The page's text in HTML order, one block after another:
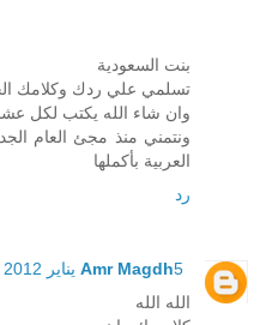
بنت السعودية
تسلمي علي ردك وكلامك
وان شاء الله يكتب لكل
ونتمني منذ مجئ العام
العربية بأكملها
رد
Amr Magdh5 يناير 2012 في 11:17 م
الله الله